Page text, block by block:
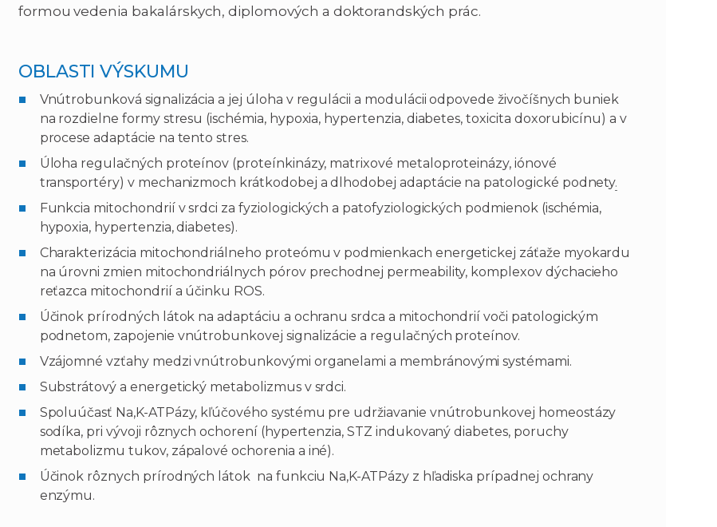
formou vedenia bakalárskych, diplomových a doktorandských prác.
OBLASTI VÝSKUMU
Vnútrobunková signalizácia a jej úloha v regulácii a modulácii odpovede živočíšnych buniek
na rozdielne formy stresu (ischémia, hypoxia, hypertenzia, diabetes, toxicita doxorubicínu) a v
procese adaptácie na tento stres.
Úloha regulačných proteínov (proteínkinázy, matrixové metaloproteinázy, iónové
transportéry) v mechanizmoch krátkodobej a dlhodobej adaptácie na patologické podnety.
Funkcia mitochondrií v srdci za fyziologických a patofyziologických podmienok (ischémia,
hypoxia, hypertenzia, diabetes).
Charakterizácia mitochondriálneho proteómu v podmienkach energetickej záťaže myokardu
na úrovni zmien mitochondriálnych pórov prechodnej permeability, komplexov dýchacieho
reťazca mitochondrií a účinku ROS.
Účinok prírodných látok na adaptáciu a ochranu srdca a mitochondrií voči patologickým
podnetom, zapojenie vnútrobunkovej signalizácie a regulačných proteínov.
Vzájomné vzťahy medzi vnútrobunkovými organelami a membránovými systémami.
Substrátový a energetický metabolizmus v srdci.
Spoluúčasť Na,K-ATPázy, kľúčového systému pre udržiavanie vnútrobunkovej homeostázy
sodíka, pri vývoji rôznych ochorení (hypertenzia, STZ indukovaný diabetes, poruchy
metabolizmu tukov, zápalové ochorenia a iné).
Účinok rôznych prírodných látok na funkciu Na,K-ATPázy z hľadiska prípadnej ochrany
enzýmu.